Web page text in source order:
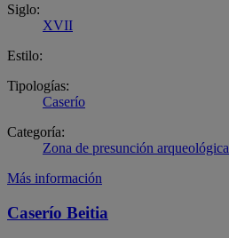
Siglo:
XVII
Estilo:
Tipologías:
Caserío
Categoría:
Zona de presunción arqueológica
Más información
Caserío Beitia